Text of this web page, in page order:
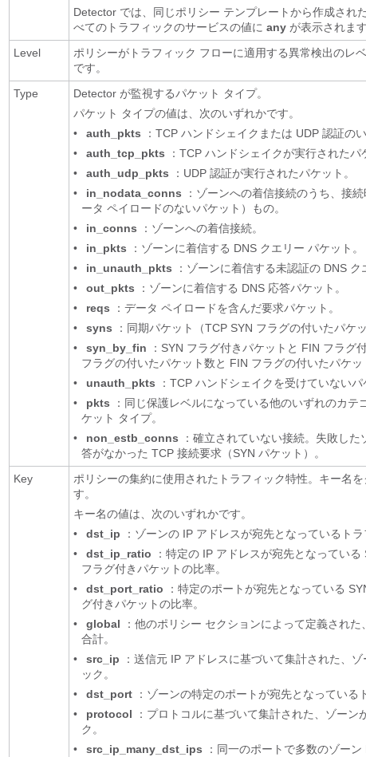
Detector では、同じポリシー テンプレートから作成され
べてのトラフィックのサービスの値に any が表示されます
Level
ポリシーがトラフィック フローに適用する異常検出のレ
です。
Type
Detector が監視するパケット タイプ。
パケット タイプの値は、次のいずれかです。
•
auth_pkts
：TCP ハンドシェイクまたは UDP 認証の
•
auth_tcp_pkts ：TCP ハンドシェイクが実行されたパ
•
auth_udp_pkts ：UDP 認証が実行されたパケット。
•
in_nodata_conns ：ゾーンへの着信接続のうち、接
ータ ペイロードのないパケット）もの。
•
in_conns ：ゾーンへの着信接続。
•
in_pkts ：ゾーンに着信する DNS クエリー パケット。
•
in_unauth_pkts ：ゾーンに着信する未認証の DNS ク
•
out_pkts ：ゾーンに着信する DNS 応答パケット。
•
reqs
：データ ペイロードを含んだ要求パケット。
•
syns
：同期パケット（TCP SYN フラグの付いたパケッ
•
syn_by_fin ：SYN フラグ付きパケットと FIN フラグ
フラグの付いたパケット数と FIN フラグの付いたパケッ
•
unauth_pkts
：TCP ハンドシェイクを受けていないパ
•
pkts
：同じ保護レベルになっている他のいずれのカ
ケット タイプ。
•
non_estb_conns ：確立されていない接続。失敗し
答がなかった TCP 接続要求（SYN パケット）。
Key
ポリシーの集約に使用されたトラフィック特性。キー名
す。
キー名の値は、次のいずれかです。
•
dst_ip
：ゾーンの IP アドレスが宛先となっているトラ
•
dst_ip_ratio ：特定の IP アドレスが宛先となってい
フラグ付きパケットの比率。
•
dst_port_ratio ：特定のポートが宛先となっている
グ付きパケットの比率。
•
global ：他のポリシー セクションによって定義され
合計。
•
src_ip
：送信元 IP アドレスに基づいて集計された、
ック。
•
dst_port
：ゾーンの特定のポートが宛先となっている
•
protocol ：プロトコルに基づいて集計された、ゾーン
ク。
•
src_ip_many_dst_ips ：同一のポートで多数のゾー